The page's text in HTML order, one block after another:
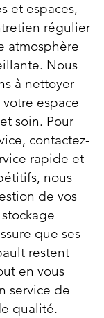
et espaces,
régulier
atmosphère
Nous
à nettoyer
espace
soin. Pour
contactez-
rapide et
nous
de vos
que ses
restent
en vous
service de
qualité.